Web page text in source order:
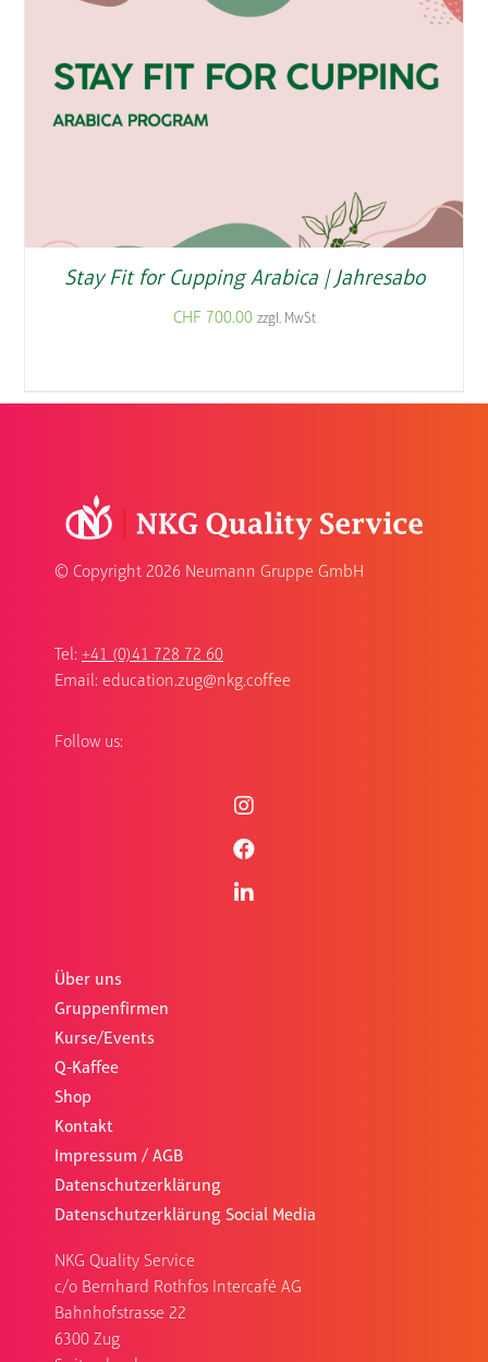
Stay Fit for Cupping Arabica | Jahresabo
CHF 700.00 zzgl. MwSt
Über uns
Gruppenfirmen
Kurse/Events
Q-Kaffee
Shop
Kontakt
Impressum / AGB
Datenschutzerklärung
Datenschutzerklärung Social Media
NKG Quality Service
c/o Bernhard Rothfos Intercafé AG
Bahnhofstrasse 22
6300 Zug
Tel: +41 (0)41 728 72 60
Email: education.zug@nkg.coffee
Follow us:
© Copyright 2026 Neumann Gruppe GmbH